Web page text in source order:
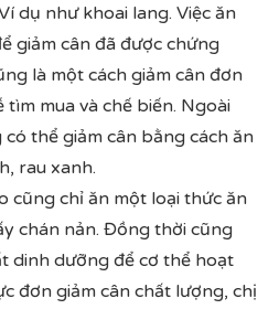
dụ như khoai lang. Việc ăn
giảm cân đã được chứng
là một cách giảm cân đơn
mua và chế biến. Ngoài
thể giảm cân bằng cách ăn
rau xanh.
cũng chỉ ăn một loại thức ăn
chán nản. Đồng thời cũng
dinh dưỡng để cơ thể hoạt
đơn giảm cân chất lượng, chị